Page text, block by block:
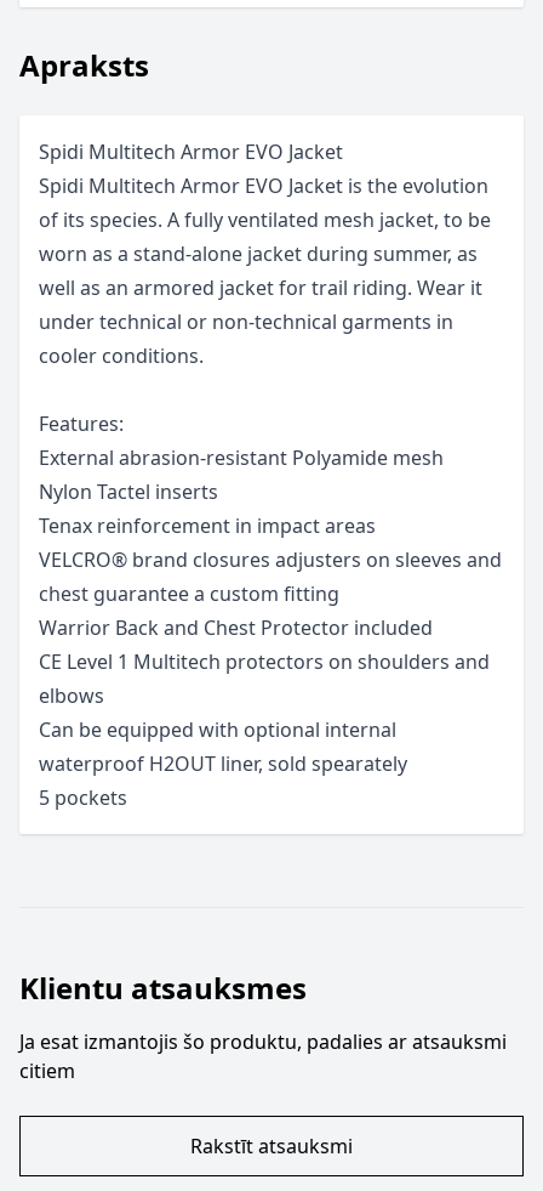
Apraksts
Spidi Multitech Armor EVO Jacket
Spidi Multitech Armor EVO Jacket is the evolution
of its species. A fully ventilated mesh jacket, to be
worn as a stand-alone jacket during summer, as
well as an armored jacket for trail riding. Wear it
under technical or non-technical garments in
cooler conditions.
Features:
External abrasion-resistant Polyamide mesh
Nylon Tactel inserts
Tenax reinforcement in impact areas
VELCRO® brand closures adjusters on sleeves and
chest guarantee a custom fitting
Warrior Back and Chest Protector included
CE Level 1 Multitech protectors on shoulders and
elbows
Can be equipped with optional internal
waterproof H2OUT liner, sold spearately
5 pockets
Klientu atsauksmes
Ja esat izmantojis šo produktu, padalies ar atsauksmi
citiem
Rakstīt atsauksmi